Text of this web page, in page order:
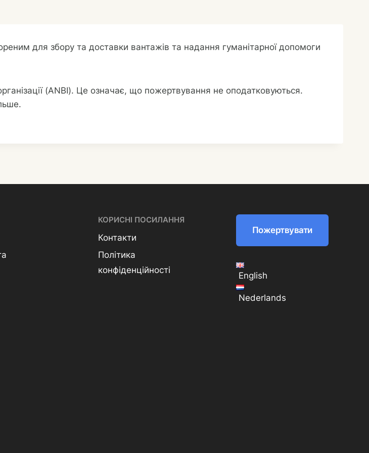
для збору та доставки вантажів та надання гуманітарної допомоги
(ANBI). Це означає, що пожертвування не оподатковуються.
КОРИСНІ ПОСИЛАННЯ
Контакти
Політика
конфіденційності
Пожертвувати
English
Nederlands